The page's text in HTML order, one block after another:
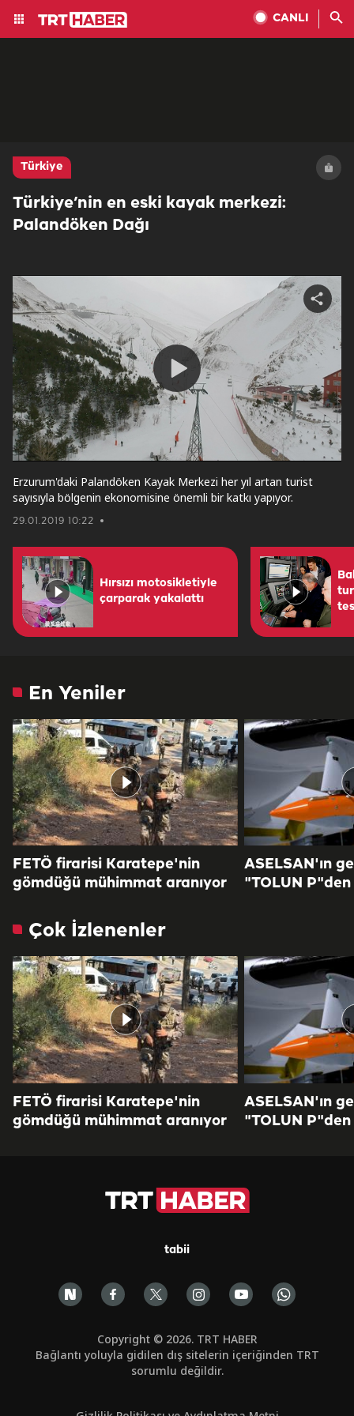
CANLI
Türkiye
Türkiye’nin en eski kayak merkezi:
Palandöken Dağı
Play
Video
Share
video
29.01.2019 10:22
Erzurum'daki Palandöken Kayak Merkezi her yıl artan turist
sayısıyla bölgenin ekonomisine önemli bir katkı yapıyor.
Hırsızı motosikletiyle
çarparak yakalattı
En Yeniler
FETÖ firarisi Karatepe'nin
gömdüğü mühimmat aranıyor
ASELSAN'ın
"TOLUN
Çok İzlenenler
FETÖ firarisi Karatepe'nin
gömdüğü mühimmat aranıyor
ASELSAN'ın
"TOLUN
tabii
Copyright © 2026. TRT HABER
Bağlantı yoluyla gidilen dış sitelerin içeriğinden TRT
sorumlu değildir.